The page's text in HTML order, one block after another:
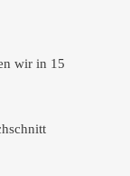
wir in 15